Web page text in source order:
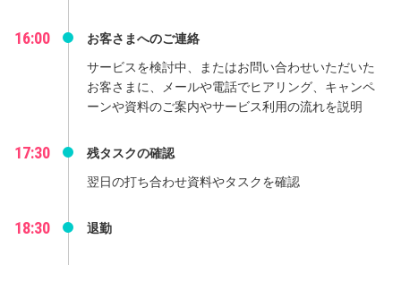
16:00
お客さまへのご連絡
サービスを検討中、またはお問い合わせいただいた
お客さまに、メールや電話でヒアリング、キャンペ
ーンや資料のご案内やサービス利用の流れを説明
17:30
残タスクの確認
翌日の打ち合わせ資料やタスクを確認
18:30 退勤